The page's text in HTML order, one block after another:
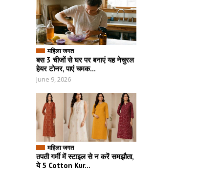
महिला जगत
बस 3 चीजों से घर पर बनाएं यह नेचुरल
हेयर टोनर, पाएं चमक...
June 9, 2026
महिला जगत
तपती गर्मी में स्टाइल से न करें समझौता,
ये 5 Cotton Kur...